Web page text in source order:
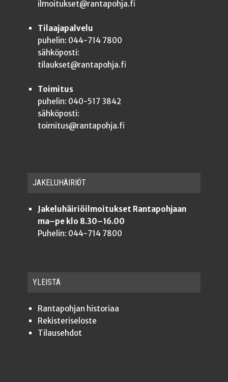
ilmoitukset@rantapohja.fi
Tilaajapalvelu
puhelin: 044-714 7800
sähköposti:
tilaukset@rantapohja.fi
Toimitus
puhelin: 040-517 3842
sähköposti:
toimitus@rantapohja.fi
JAKE­LU­HÄI­RIÖT
Jakeluhäiriöilmoitukset Rantapohjaan
ma–pe klo 8.30–16.00
Puhelin: 044-714 7800
YLEISTÄ
Ran­ta­poh­jan historiaa
Rekis­te­ri­se­los­te
Tilauseh­dot